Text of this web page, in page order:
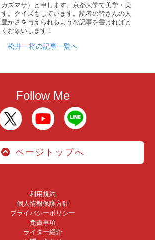
ズマサ）と申します。京都大学で美学・美
。クイズもしています。読者の皆さんの人
かさを与えられるような記事を書ければと
お願いします！
松井一将の記事一覧へ
Follow Me
ページトップへ
利用規約
個人情報保護方針
プライバシーポリシー
免責事項
ライター紹介